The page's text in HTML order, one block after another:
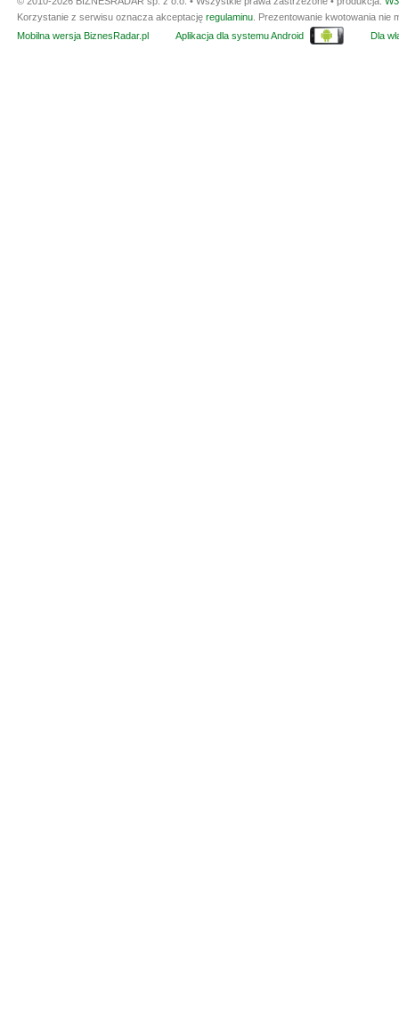
Korzystanie z serwisu oznacza akceptację regulaminu . Prezentowanie kwotowania
Mobilna wersja BiznesRadar.pl
Aplikacja dla systemu Android Dla